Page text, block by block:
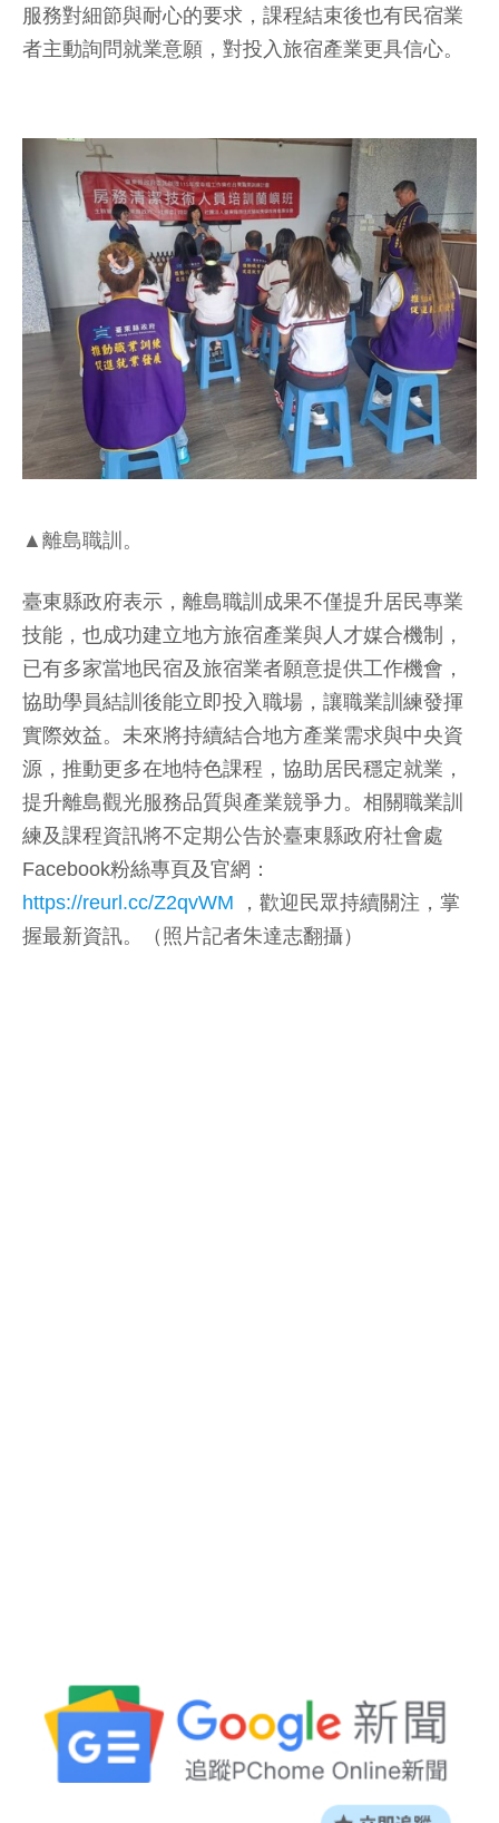
服務對細節與耐心的要求，課程結束後也有民宿業
者主動詢問就業意願，對投入旅宿產業更具信心。
▲離島職訓。
臺東縣政府表示，離島職訓成果不僅提升居民專業
技能，也成功建立地方旅宿產業與人才媒合機制，
已有多家當地民宿及旅宿業者願意提供工作機會，
協助學員結訓後能立即投入職場，讓職業訓練發揮
實際效益。未來將持續結合地方產業需求與中央資
源，推動更多在地特色課程，協助居民穩定就業，
提升離島觀光服務品質與產業競爭力。相關職業訓
練及課程資訊將不定期公告於臺東縣政府社會處
Facebook粉絲專頁及官網：
https://reurl.cc/Z2qvWM ，歡迎民眾持續關注，掌
握最新資訊。（照片記者朱達志翻攝）